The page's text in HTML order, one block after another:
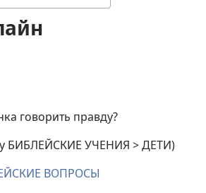
говорить правду?
БИБЛЕЙСКИЕ УЧЕНИЯ > ДЕТИ)
ВОПРОСЫ